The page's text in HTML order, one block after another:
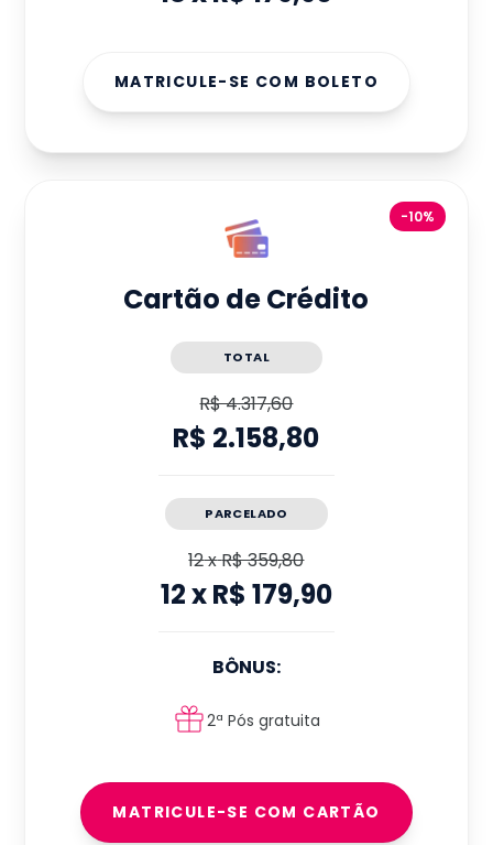
MATRICULE-SE COM BOLETO
-10%
Cartão de Crédito
TOTAL
R$ 4.317,60
R$ 2.158,80
PARCELADO
12xR$ 359,80
12xR$ 179,90
BÔNUS:
2ª Pós gratuita
MATRICULE-SE COM CARTÃO